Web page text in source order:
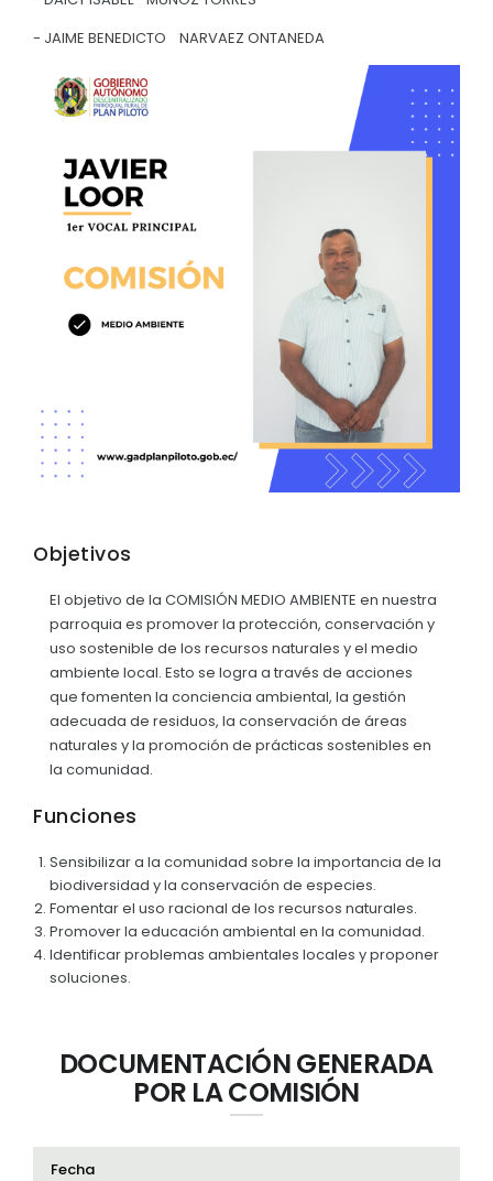
Plan de desarrollo y Ordenamiento Territorial -
Plan Anual Contratación - PAC
Plan Operativo Anual - POA
Convenios Institucionales
PRESUPUESTO: EJECUCIÓN Y REPORTES
Cédulas presupuestarias y balances
Procesos de contratación
Obras y proyectos
- JAIME BENEDICTO NARVAEZ ONTANEDA
Objetivos
El objetivo de la COMISIÓN MEDIO AMBIENTE en nuestra
parroquia es promover la protección, conservación y
uso sostenible de los recursos naturales y el medio
ambiente local. Esto se logra a través de acciones
que fomenten la conciencia ambiental, la gestión
adecuada de residuos, la conservación de áreas
naturales y la promoción de prácticas sostenibles en
la comunidad.
Funciones
Sensibilizar a la comunidad sobre la importancia de la
biodiversidad y la conservación de especies.
Fomentar el uso racional de los recursos naturales.
Promover la educación ambiental en la comunidad.
Identificar problemas ambientales locales y proponer
soluciones.
DOCUMENTACIÓN GENERADA
POR LA COMISIÓN
Fecha